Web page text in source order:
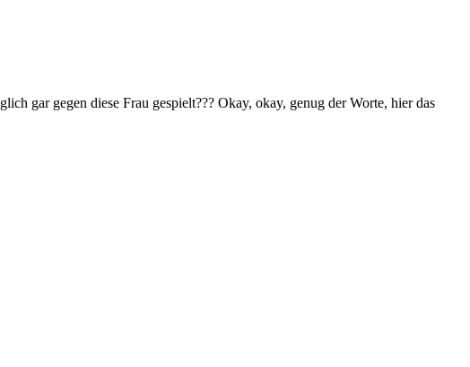
gar gegen diese Frau gespielt??? Okay, okay, genug der Worte, hier das